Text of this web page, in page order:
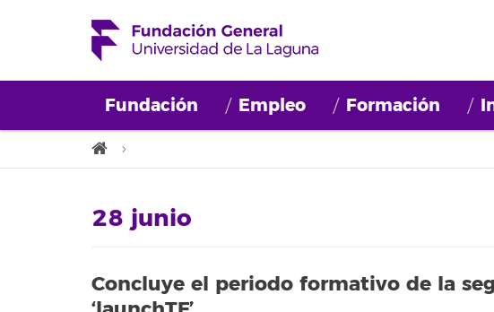
Fundación Empleo Formación
28 junio
Concluye el periodo formativo de la